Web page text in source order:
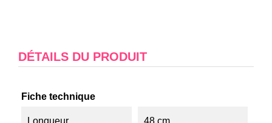
DÉTAILS DU PRODUIT
Fiche technique
Longueur 48 cm